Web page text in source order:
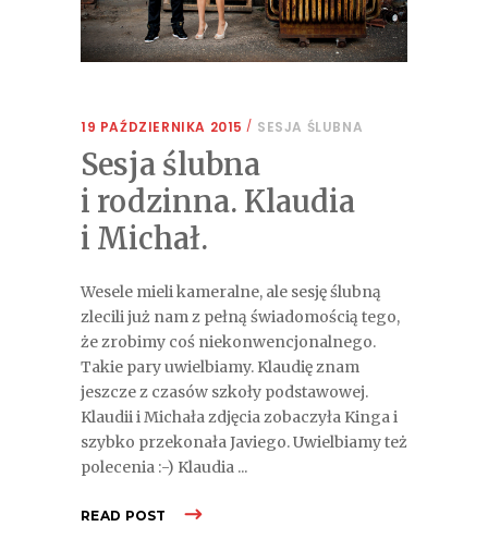
19 PAŹDZIERNIKA 2015 SESJA ŚLUBNA
Sesja ślubna
i rodzinna. Klaudia
i Michał.
Wesele mieli kameralne, ale sesję ślubną
zlecili już nam z pełną świadomością tego,
że zrobimy coś niekonwencjonalnego.
Takie pary uwielbiamy. Klaudię znam
jeszcze z czasów szkoły podstawowej.
Klaudii i Michała zdjęcia zobaczyła Kinga i
szybko przekonała Javiego. Uwielbiamy też
polecenia :-) Klaudia
READ POST